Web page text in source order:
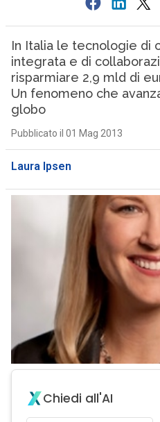
In Italia le tecnologie di
integrata e di
risparmiare 2,9 mld di
Un fenomeno che
globo
Pubblicato il 01 Mag 2013
Laura Ipsen
Chiedi all'AI